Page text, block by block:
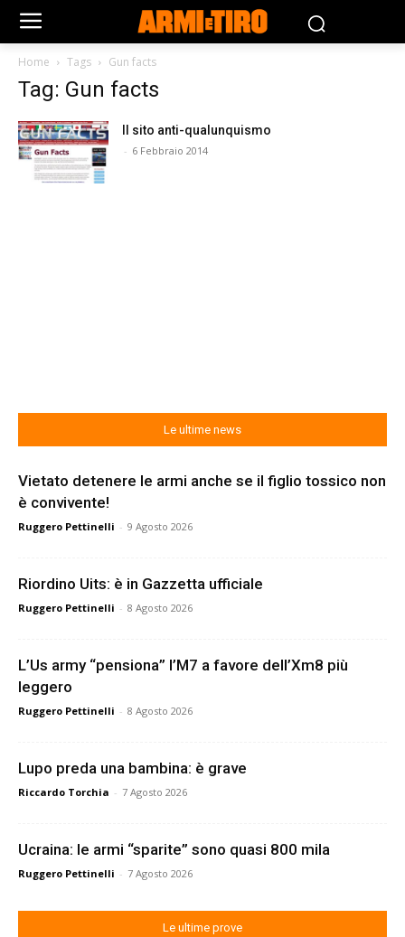
Home Tags Gun facts
Tag: Gun facts
Il sito anti-qualunquismo
- 6 Febbraio 2014
Le ultime news
Vietato detenere le armi anche se il figlio tossico non
è convivente!
Ruggero Pettinelli - 9 Agosto 2026
Riordino Uits: è in Gazzetta ufficiale
Ruggero Pettinelli - 8 Agosto 2026
L’Us army “pensiona” l’M7 a favore dell’Xm8 più
leggero
Ruggero Pettinelli - 8 Agosto 2026
Lupo preda una bambina: è grave
Riccardo Torchia - 7 Agosto 2026
Ucraina: le armi “sparite” sono quasi 800 mila
Ruggero Pettinelli - 7 Agosto 2026
Le ultime prove